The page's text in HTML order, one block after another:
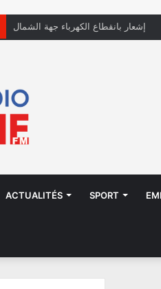
تداول صور أطفال يعيشون في الشوارع
ACTUALITÉS SPORT